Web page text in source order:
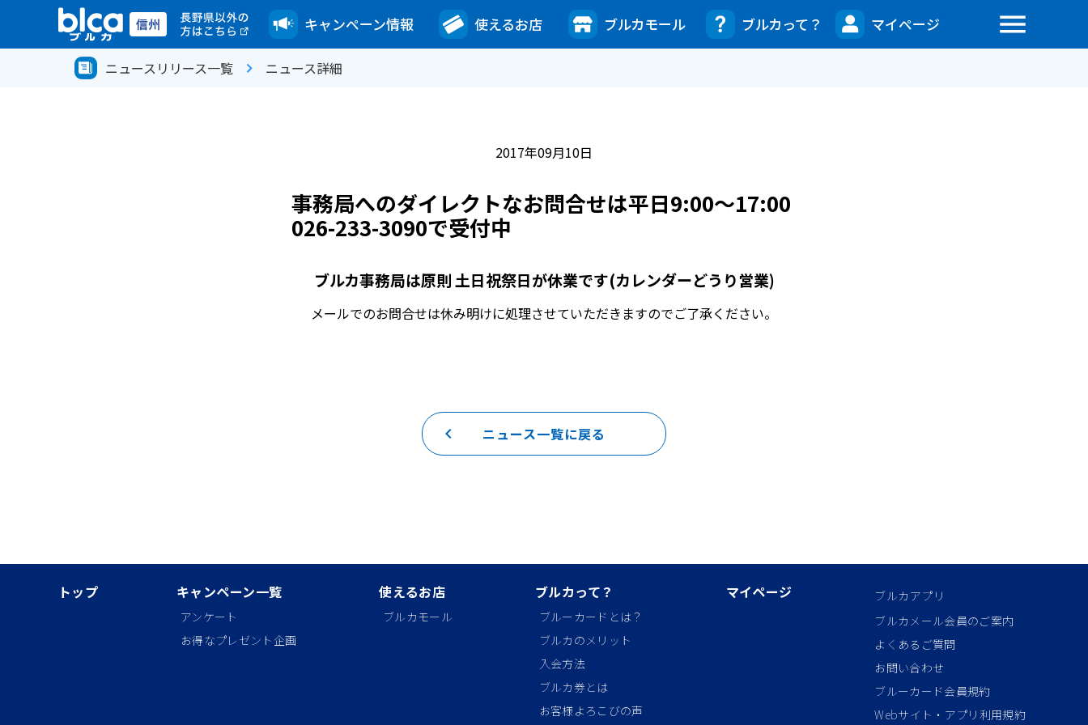
キャンペーン情報 使えるお店 ブルカモール ブルカって？ マイページ menu
ニュースリリース一覧 ニュース詳細
2017年09月10日
事務局へのダイレクトなお問合せは平日9:00～17:00
026-233-3090で受付中
ブルカ事務局は原則 土日祝祭日が休業です(カレンダーどうり営業)
メールでのお問合せは休み明けに処理させていただきますのでご了承ください。
ニュース一覧に戻る
keyboard_arrow_left
トップ キャンペーン一覧
アンケート
お得なプレゼント企画
使えるお店
ブルカモール
ブルカって？
ブルーカードとは？
ブルカのメリット
入会方法
ブルカ券とは
お客様よろこびの声
マイページ
ブルカアプリ
ブルカメール会員のご案内
よくあるご質問
お問い合わせ
ブルーカード会員規約
Webサイト・アプリ利用規約